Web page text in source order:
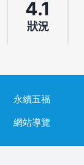
4.1
狀況
永續五福
網站導覽